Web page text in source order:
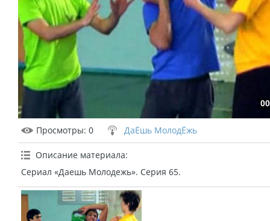
Просмотры: 0 ДаЁшь МолодЁжь
Описание материала:
Сериал «Даешь Молодежь». Серия 65.